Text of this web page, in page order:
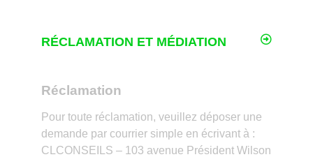
RÉCLAMATION ET MÉDIATION
Réclamation
Pour toute réclamation, veuillez déposer une
demande par courrier simple en écrivant à :
CLCONSEILS – 103 avenue Président Wilson